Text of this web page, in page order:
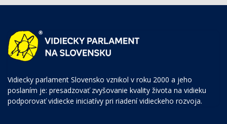
Vidiecky parlament Slovensko vznikol v roku 2000 a jeho
poslaním je: presadzovať zvyšovanie kvality života na vidieku
podporovať vidiecke iniciatívy pri riadení vidieckeho rozvoja.